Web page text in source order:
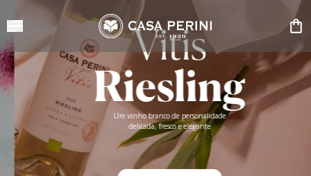
Vitis
Riesling
Um vinho branco de personalidade
delicada, fresco e elegante